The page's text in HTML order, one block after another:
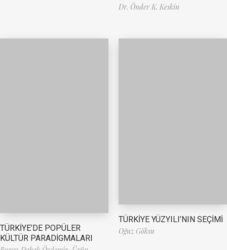
Dr. Önder K. Keskin
TÜRKİYE’DE POPÜLER
KÜLTÜR PARADİGMALARI
TÜRKİYE YÜZYILI’NIN SEÇİMİ
Oğuz Göksu